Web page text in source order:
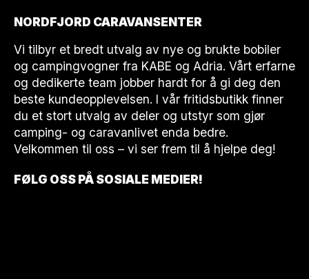
NORDFJORD CARAVANSENTER
Vi tilbyr et bredt utvalg av nye og brukte bobiler
og campingvogner fra KABE og Adria. Vårt erfarne
og dedikerte team jobber hardt for å gi deg den
beste kundeopplevelsen. I vår fritidsbutikk finner
du et stort utvalg av deler og utstyr som gjør
camping- og caravanlivet enda bedre.
Velkommen til oss – vi ser frem til å hjelpe deg!
FØLG OSS PÅ SOSIALE MEDIER!